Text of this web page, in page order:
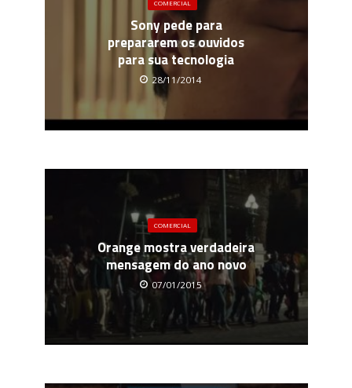
COMERCIAL
Sony pede para
prepararem os ouvidos
para sua tecnologia
28/11/2014
COMERCIAL
Orange mostra verdadeira
mensagem do ano novo
07/01/2015